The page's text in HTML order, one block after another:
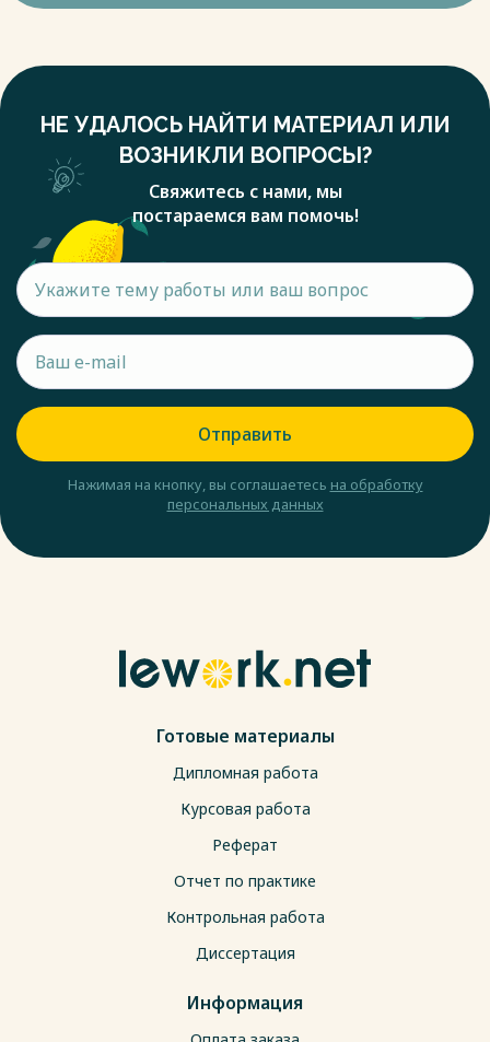
НЕ УДАЛОСЬ НАЙТИ МАТЕРИАЛ ИЛИ
ВОЗНИКЛИ ВОПРОСЫ?
Свяжитесь с нами, мы
постараемся вам помочь!
Отправить
Нажимая на кнопку, вы соглашаетесь на обработку
персональных данных
Готовые материалы
Дипломная работа
Курсовая работа
Реферат
Отчет по практике
Контрольная работа
Диссертация
Информация